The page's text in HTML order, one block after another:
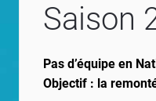
Saison
Pas d’équipe en
Objectif : la